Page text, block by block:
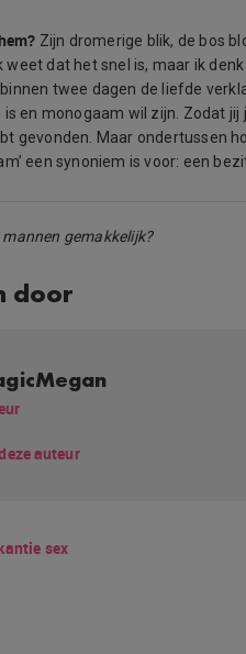
Zijn dromerige blik, de bos
weet dat het snel is, maar ik
twee dagen de liefde
is en monogaam wil zijn. Zodat
gevonden. Maar ondertussen
een synoniem is voor: een
gemakkelijk?
door
auteur
sex